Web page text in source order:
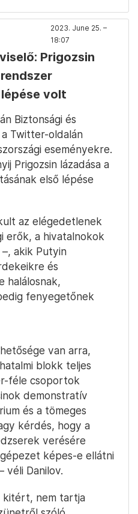
2023. June 25. –
18:07
Prigozsin
volt
Biztonsági és
Twitter-oldalán
eseményekre.
Prigozsin lázadása a
első lépése
az elégedetlenek
erők, a hivatalnokok
akik Putyin
és
halálosnak,
fenyegetőnek
van arra,
blokk teljes
féle csoportok
demonstratív
és a tömeges
kérdés, hogy a
verésére
képes-e ellátni
véli Danilov.
kitért, nem tartja